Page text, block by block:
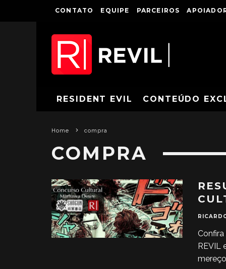
CONTATO EQUIPE PARCEIROS
RESIDENT EVIL CONTEÚDO
Home compra
COMPRA
REVIL